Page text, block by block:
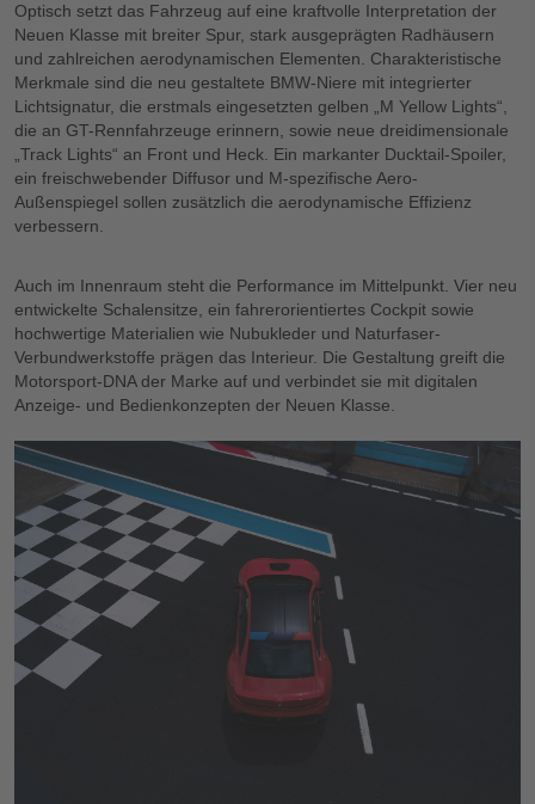
Optisch setzt das Fahrzeug auf eine kraftvolle Interpretation der
Neuen Klasse mit breiter Spur, stark ausgeprägten Radhäusern
und zahlreichen aerodynamischen Elementen. Charakteristische
Merkmale sind die neu gestaltete BMW-Niere mit integrierter
Lichtsignatur, die erstmals eingesetzten gelben „M Yellow Lights“,
die an GT-Rennfahrzeuge erinnern, sowie neue dreidimensionale
„Track Lights“ an Front und Heck. Ein markanter Ducktail-Spoiler,
ein freischwebender Diffusor und M-spezifische Aero-
Außenspiegel sollen zusätzlich die aerodynamische Effizienz
verbessern.
Auch im Innenraum steht die Performance im Mittelpunkt. Vier neu
entwickelte Schalensitze, ein fahrerorientiertes Cockpit sowie
hochwertige Materialien wie Nubukleder und Naturfaser-
Verbundwerkstoffe prägen das Interieur. Die Gestaltung greift die
Motorsport-DNA der Marke auf und verbindet sie mit digitalen
Anzeige- und Bedienkonzepten der Neuen Klasse.